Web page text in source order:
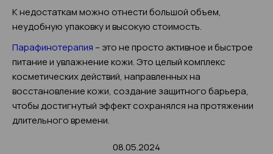
К недостаткам можно отнести большой объем,
неудобную упаковку и высокую стоимость.
Парафинотерапия – это не просто активное и быстрое
питание и увлажнение кожи. Это целый комплекс
косметических действий, направленных на
восстановление кожи, создание защитного барьера,
чтобы достигнутый эффект сохранялся на протяжении
длительного времени.
08.05.2024